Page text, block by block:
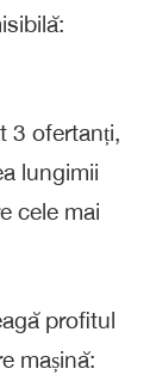
3 ofertanți,
lungimii
cele mai
profitul
mașină: